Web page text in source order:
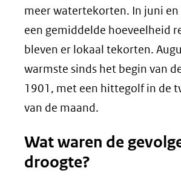
meer watertekorten. In juni
een gemiddelde hoeveelheid
bleven er lokaal tekorten.
warmste sinds het begin van
1901, met een hittegolf in de
van de maand.
Wat waren de
droogte?